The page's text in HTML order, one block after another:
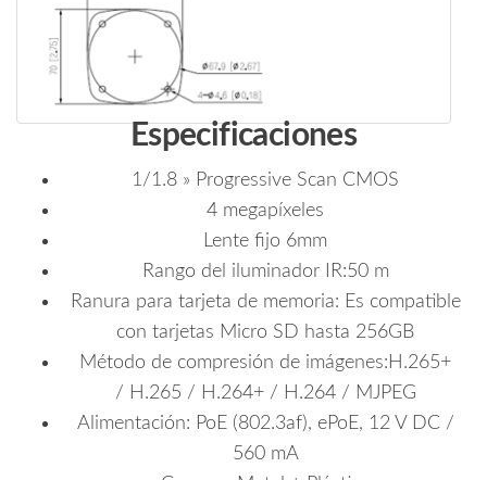
Especificaciones
1/1.8 » Progressive Scan CMOS
4 megapíxeles
Lente fijo 6mm
Rango del iluminador IR:50 m
Ranura para tarjeta de memoria: Es compatible
con tarjetas Micro SD hasta 256GB
Método de compresión de imágenes:H.265+
/ H.265 / H.264+ / H.264 / MJPEG
Alimentación: PoE (802.3af), ePoE, 12 V DC /
560 mA